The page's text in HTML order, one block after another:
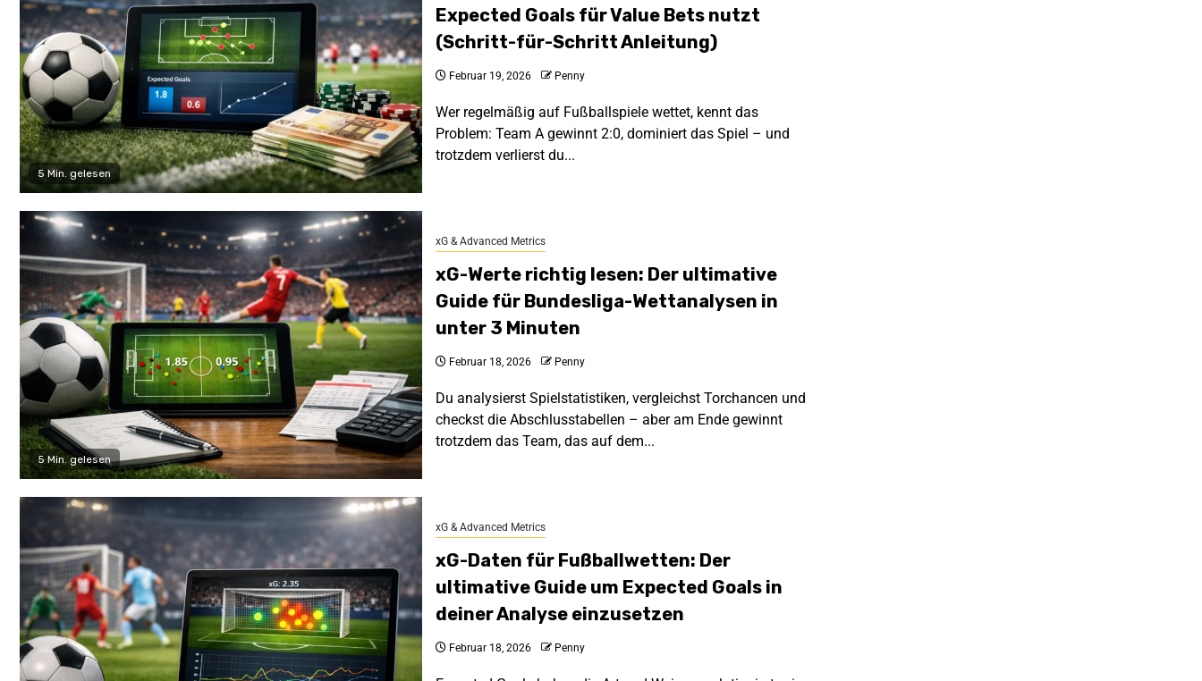
5 Min. gelesen
Expected Goals für Value Bets nutzt
(Schritt-für-Schritt Anleitung)
Februar 19, 2026 Penny
Wer regelmäßig auf Fußballspiele wettet, kennt das
Problem: Team A gewinnt 2:0, dominiert das Spiel – und
trotzdem verlierst du...
5 Min. gelesen
xG & Advanced Metrics
xG-Werte richtig lesen: Der ultimative
Guide für Bundesliga-Wettanalysen in
unter 3 Minuten
Februar 18, 2026 Penny
Du analysierst Spielstatistiken, vergleichst Torchancen und
checkst die Abschlusstabellen – aber am Ende gewinnt
trotzdem das Team, das auf dem...
xG & Advanced Metrics
xG-Daten für Fußballwetten: Der
ultimative Guide um Expected Goals in
deiner Analyse einzusetzen
Februar 18, 2026 Penny